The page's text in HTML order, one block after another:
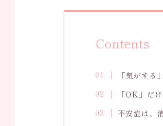
Contents
「気がする
「OK」だ
不安症は、